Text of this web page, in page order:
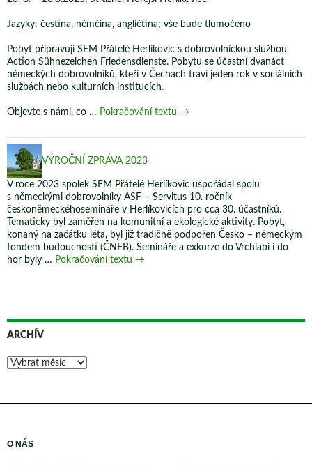
Jazyky: čestina, němčina, angličtina; vše bude tlumočeno
Pobyt připravují SEM Přátelé Herlíkovic s dobrovolnickou službou
Action Sühnezeichen Friedensdienste. Pobytu se účastní dvanáct
německých dobrovolníků, kteří v Čechách tráví jeden rok v sociálních
službách nebo kulturních institucích.
Objevte s námi, co … Pokračování textu Never
Fráze,
Seminář
Herlíkovice
2025
→
VÝROČNÍ ZPRÁVA 2023
V roce 2023 spolek SEM Přátelé Herlíkovic uspořádal spolu
s německými dobrovolníky ASF – Servitus 10. ročník
českoněmeckéhosemináře v Herlíkovicích pro cca 30. účastníků.
Tematicky byl zaměřen na komunitní a ekologické aktivity. Pobyt,
konaný na začátku léta, byl již tradičně podpořen Česko – německým
fondem budoucnosti (ČNFB). Semináře a exkurze do Vrchlabí i do
hor byly … Pokračování textu VÝROČNÍ
→
ARCHÍV
Archív
O NÁS